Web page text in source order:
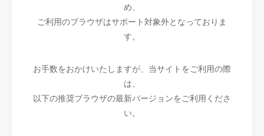
め、
ご利用のブラウザはサポート対象外となっておりま
す。
お手数をおかけいたしますが、当サイトをご利用の際
は、
以下の推奨ブラウザの最新バージョンをご利用くださ
い。